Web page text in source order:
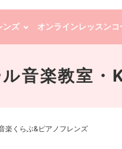
ンズ オンラインレッスンコ
楽教室・
楽くらぶ&ピアノフレンズ